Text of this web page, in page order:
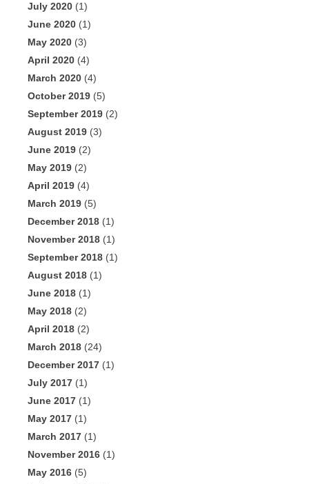
July 2020 (1)
June 2020 (1)
May 2020 (3)
April 2020 (4)
March 2020 (4)
October 2019 (5)
September 2019 (2)
August 2019 (3)
June 2019 (2)
May 2019 (2)
April 2019 (4)
March 2019 (5)
December 2018 (1)
November 2018 (1)
September 2018 (1)
August 2018 (1)
June 2018 (1)
May 2018 (2)
April 2018 (2)
March 2018 (24)
December 2017 (1)
July 2017 (1)
June 2017 (1)
May 2017 (1)
March 2017 (1)
November 2016 (1)
May 2016 (5)